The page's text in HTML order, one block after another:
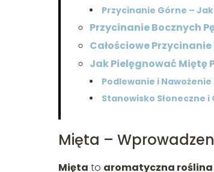
Przycinanie Górne –
Przycinanie Bocznych
Całościowe
Jak Pielęgnować Miętę
Podlewanie i
Stanowisko Słoneczne
Mięta –
Mięta to aromatyczna roślina